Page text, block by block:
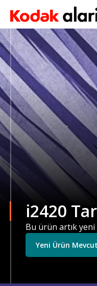
i2420
Bu ürün artık yeni
Yeni Ürün Mevcut